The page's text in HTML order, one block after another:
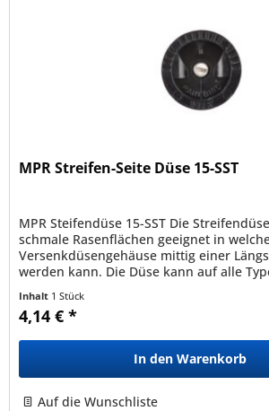
MPR Streifen-Seite Düse 15-SST
MPR Steifendüse 15-SST Die
schmale Rasenflächen geeignet in
Versenkdüsengehäuse mittig einer
werden kann. Die Düse kann auf alle
Inhalt 1 Stück
4,14 € *
In den Warenkorb
Auf die Wunschliste